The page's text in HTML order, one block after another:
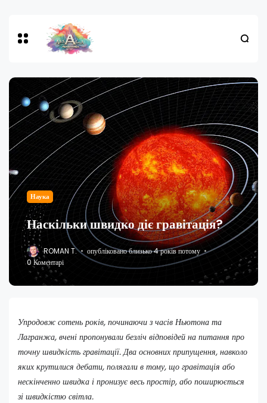
Наука
Наскільки швидко діє гравітація?
ROMAN T.
опубліковано близько 4 років потому
0 Коментарі
Упродовж сотень років, починаючи з часів Ньютона та
Лагранжа, вчені пропонували безліч відповідей на питання про
точну швидкість гравітації. Два основних припущення, навколо
яких крутилися дебати, полягали в тому, що гравітація або
нескінченно швидка і пронизує весь простір, або поширюється
зі швидкістю світла.